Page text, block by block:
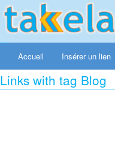
Accueil Insérer un lien
Links with tag Blog